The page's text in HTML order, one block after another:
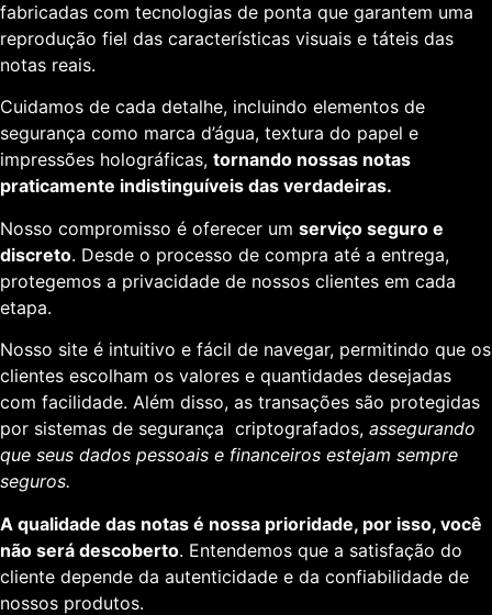
fabricadas com tecnologias de ponta que garantem uma
reprodução fiel das características visuais e táteis das
notas reais.
Cuidamos de cada detalhe, incluindo elementos de
segurança como marca d’água, textura do papel e
impressões holográficas, tornando nossas notas
praticamente indistinguíveis das verdadeiras.
Nosso compromisso é oferecer um serviço seguro e
discreto. Desde o processo de compra até a entrega,
protegemos a privacidade de nossos clientes em cada
etapa.
Nosso site é intuitivo e fácil de navegar, permitindo que os
clientes escolham os valores e quantidades desejadas
com facilidade. Além disso, as transações são protegidas
por sistemas de segurança criptografados, assegurando
que seus dados pessoais e financeiros estejam sempre
seguros.
A qualidade das notas é nossa prioridade, por isso, você
não será descoberto. Entendemos que a satisfação do
cliente depende da autenticidade e da confiabilidade de
nossos produtos.